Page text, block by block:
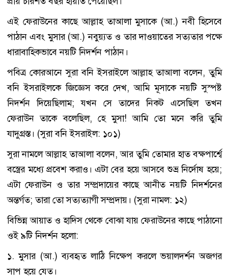
এই ফেরাউনের কাছে আল্লাহ তাআলা মুসাকে (আ.) নবী হিসেবে
পাঠান এবং মুসার (আ.) নবুয়্যত ও তার দাওয়াতের সত্যতার পক্ষে
ধারাবাহিকভাবে নয়টি নিদর্শন পাঠান।
পবিত্র কোরআনে সুরা বনি ইসরাইলে আল্লাহ তাআলা বলেন, তুমি
বনি ইসরাইলকে জিজ্ঞেস করে দেখ, আমি মূসাকে নয়টি সুস্পষ্ট
নিদর্শন দিয়েছিলাম; যখন সে তাদের নিকট এসেছিল তখন
ফেরাউন তাকে বলেছিল, হে মুসা! আমি তো মনে করি তুমি
যাদুগ্রস্ত। (সুরা বনি ইসরাইল: ১০১)
সুরা নামলে আল্লাহ তাআলা বলেন, আর তুমি তোমার হাত বক্ষপার্শ্বে
বস্ত্রের মধ্যে প্রবেশ করাও। এটা বের হয়ে আসবে শুভ্র নির্দোষ হয়ে;
এটা ফেরাউন ও তার সম্প্রদায়ের কাছে আনীত নয়টি নিদর্শনের
অন্তর্গত; তারা তো সত্যত্যাগী সম্প্রদায়। (সুরা নামল: ১২)
বিভিন্ন আয়াত ও হাদিস থেকে বোঝা যায় ফেরাউনের কাছে পাঠানো
ওই ৯টি নিদর্শন হলো:
১. মুসার (আ.) ব্যবহৃত লাঠি নিক্ষেপ করলে ভয়ালদর্শন অজগর
সাপ হয়ে যেত।